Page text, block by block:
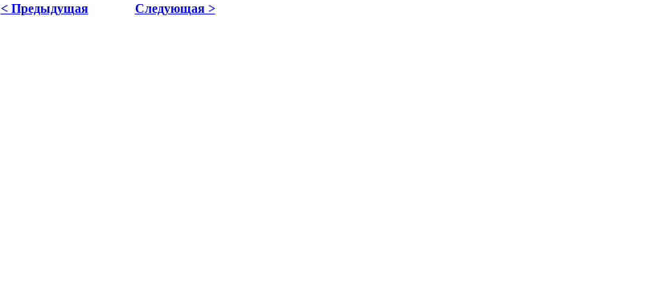
< Предыдущая Следующая >